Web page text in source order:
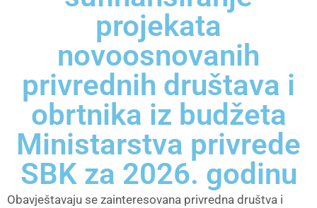
projekata
novoosnovanih
privrednih društava i
obrtnika iz budžeta
Ministarstva privrede
SBK za 2026. godinu
Obavještavaju se zainteresovana privredna društva i